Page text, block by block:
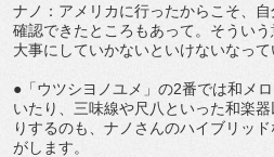
ナノ：アメリカに行ったからこそ、
確認できたところもあって。そうい
大事にしていかないといけないなって
●「ウツシヨノユメ」の2番では和メ
いたり、三味線や尺八といった和楽
りするのも、ナノさんのハイブリッ
がします。